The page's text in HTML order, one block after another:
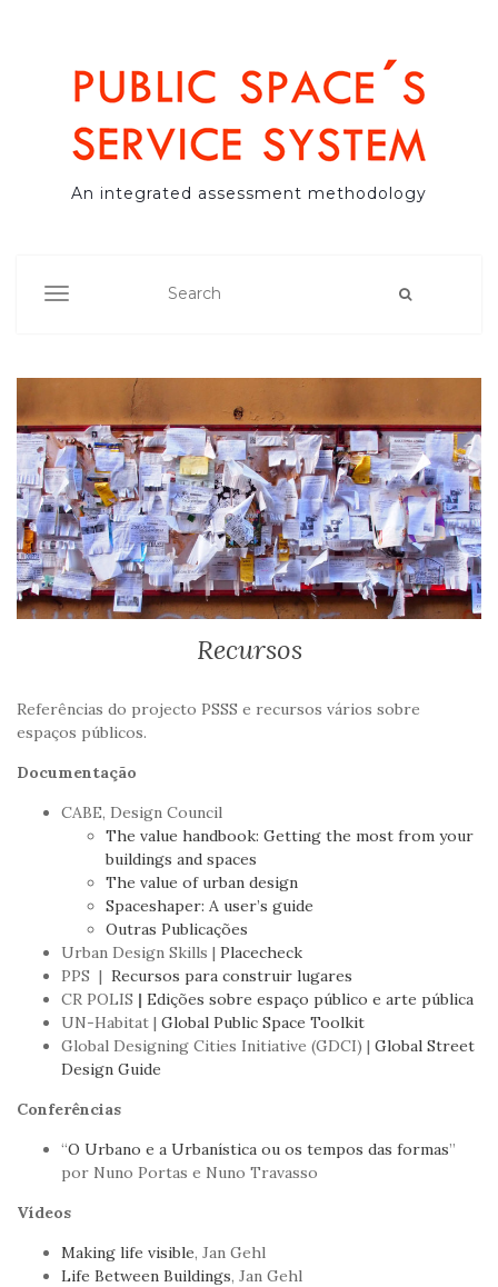
An integrated assessment methodology
TOGGLE NAVIGATION
Recursos
Referências do projecto PSSS e recursos vários sobre
espaços públicos.
Documentação
CABE, Design Council
The value handbook: Getting the most from your
buildings and spaces
The value of urban design
Spaceshaper: A user’s guide
Outras Publicações
Urban Design Skills | Placecheck
PPS | Recursos para construir lugares
CR POLIS | Edições sobre espaço público e arte pública
UN-Habitat | Global Public Space Toolkit
Global Designing Cities Initiative (GDCI) | Global Street
Design Guide
Conferências
“O Urbano e a Urbanística ou os tempos das formas”
por Nuno Portas e Nuno Travasso
Vídeos
Making life visible, Jan Gehl
Life Between Buildings, Jan Gehl